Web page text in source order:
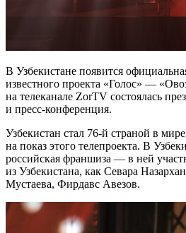
В Узбекистане появится
известного проекта «Голос» —
на телеканале ZorTV состоялась
и пресс-конференция.
Узбекистан стал 76-й страной в
на показ этого телепроекта. В
российская франшиза — в ней
из Узбекистана, как Севара
Мустаева, Фирдавс Авезов.